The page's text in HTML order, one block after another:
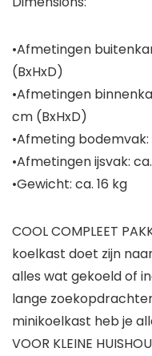
•Afmetingen
(BxHxD)
•Afmetingen
cm (BxHxD)
•Afmeting bodemvak:
•Afmetingen ijsvak:
•Gewicht: ca. 16 kg
COOL COMPLEET
koelkast doet zijn
alles wat gekoeld of
lange
minikoelkast heb je
VOOR KLEINE